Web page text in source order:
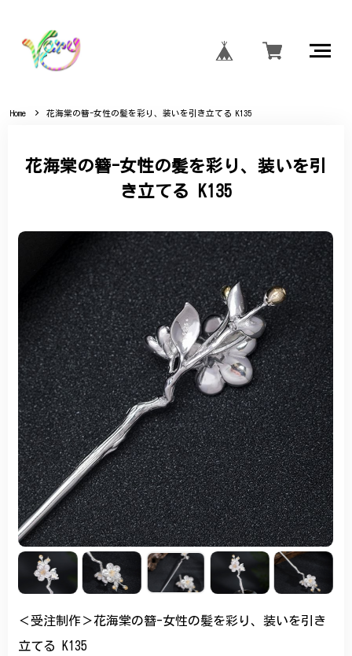
Home 花海棠の簪-女性の髪を彩り、装いを引き立てる K135
花海棠の簪-女性の髪を彩り、装いを引
き立てる K135
＜受注制作＞花海棠の簪-女性の髪を彩り、装いを引き
立てる K135